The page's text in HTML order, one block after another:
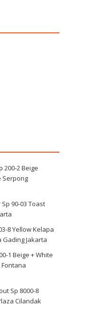
200-2 Beige
Serpong
90-03 Toast
8 Yellow Kelapa
Jakarta
1 Beige + White
Sp 8000-8
Cilandak